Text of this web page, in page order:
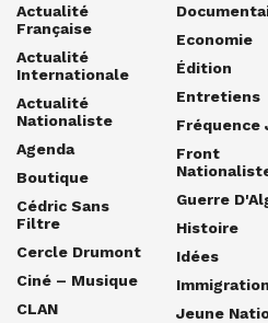
Actualité
Française
Actualité
Internationale
Actualité
Nationaliste
Agenda
Boutique
Cédric Sans
Filtre
Cercle Drumont
Ciné – Musique
CLAN
Economie
Édition
Entretiens
Fréquence
Front
Guerre
Histoire
Idées
Immigration
Jeune